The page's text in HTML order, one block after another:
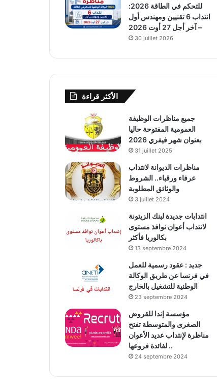
للتحكم في الطاقة 2026:
انتداب 6 تقنيين ومهندس أول
– آخر أجل 27 أوت 2026
30 juillet 2026
الأكثر قراءة
جميع مناظرات الوظيفة
العمومية المفتوحة حاليا
بعنوان شهر فيفري 2026
31 juillet 2025
مناظرات الديوانة لانتداب
عرفاء ورقباء.. الشروط
والوثائق المطلوبة
3 juillet 2024
انتدابات جديدة لبنك الزيتونة
لانتداب أعوان نوافذ مستوى
بكالوريا فأكثر
13 septembre 2024
جديد : عقود رسمية للعمل
في فرنسا عن طريق الوكالة
الوطنية للتشغيل بالخارج
23 septembre 2024
مؤسسة إندا للقروض
الصغرى والمتوسطة تفتح
مناظرة لإنتداب عديد الأعوان
لفائدة فروعها ..
24 septembre 2024